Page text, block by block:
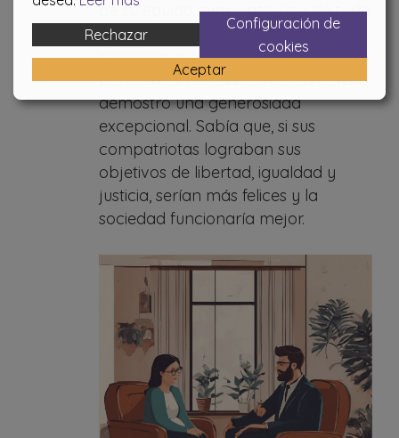
de su equipo inmediato, sino de toda
una nación. Su disposición a
renunciar a sus propios objetivos
personales por el bien de los demás
demostró una generosidad
excepcional. Sabía que, si sus
compatriotas lograban sus
objetivos de libertad, igualdad y
justicia, serían más felices y la
sociedad funcionaría mejor.
Rechazar
Configuración de
cookies
Aceptar